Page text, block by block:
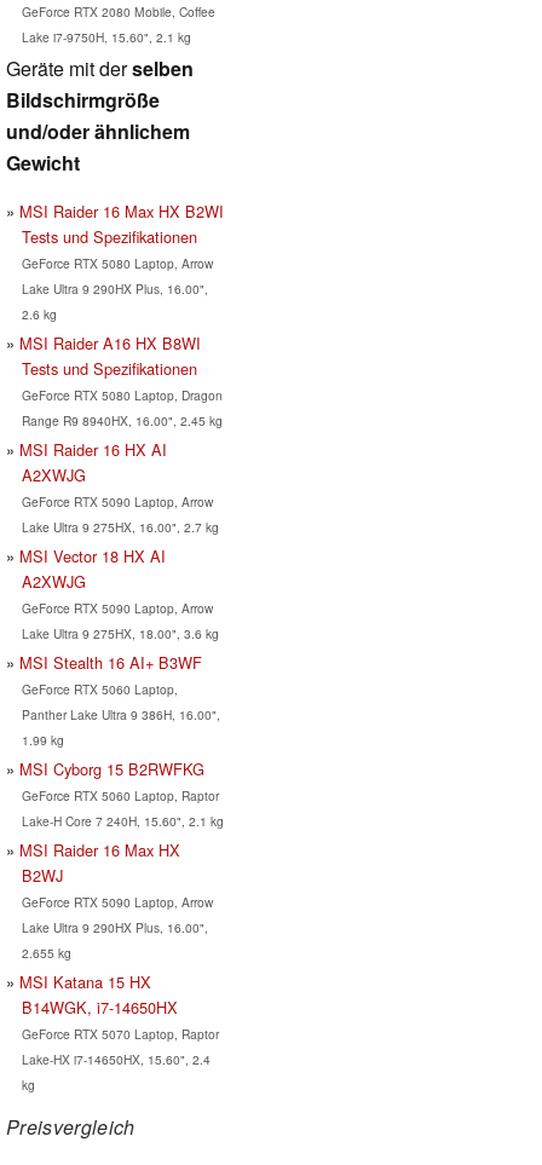
GeForce RTX 2080 Mobile, Coffee
Lake i7-9750H, 15.60", 2.1 kg
Geräte mit derselben
Bildschirmgröße
und/oder ähnlichem
Gewicht
MSI Raider 16 Max HX B2WI
Tests und Spezifikationen
GeForce RTX 5080 Laptop, Arrow
Lake Ultra 9 290HX Plus, 16.00",
2.6 kg
MSI Raider A16 HX B8WI
Tests und Spezifikationen
GeForce RTX 5080 Laptop, Dragon
Range R9 8940HX, 16.00", 2.45 kg
MSI Raider 16 HX AI
A2XWJG
GeForce RTX 5090 Laptop, Arrow
Lake Ultra 9 275HX, 16.00", 2.7 kg
MSI Vector 18 HX AI
A2XWJG
GeForce RTX 5090 Laptop, Arrow
Lake Ultra 9 275HX, 18.00", 3.6 kg
MSI Stealth 16 AI+ B3WF
GeForce RTX 5060 Laptop,
Panther Lake Ultra 9 386H, 16.00",
1.99 kg
MSI Cyborg 15 B2RWFKG
GeForce RTX 5060 Laptop, Raptor
Lake-H Core 7 240H, 15.60", 2.1 kg
MSI Raider 16 Max HX
B2WJ
GeForce RTX 5090 Laptop, Arrow
Lake Ultra 9 290HX Plus, 16.00",
2.655 kg
MSI Katana 15 HX
B14WGK, i7-14650HX
GeForce RTX 5070 Laptop, Raptor
Lake-HX i7-14650HX, 15.60", 2.4
kg
Preisvergleich